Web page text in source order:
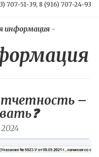
707-51-39, 8 (916) 707-24-93
информация-
–